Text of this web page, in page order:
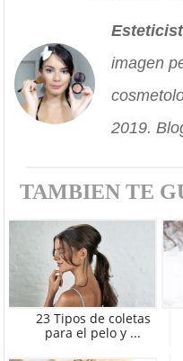
imagen
2019.
TAMBIEN TE
23 Tipos de coletas
para el pelo y ...